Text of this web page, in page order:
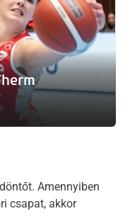
Amennyiben
csapat, akkor